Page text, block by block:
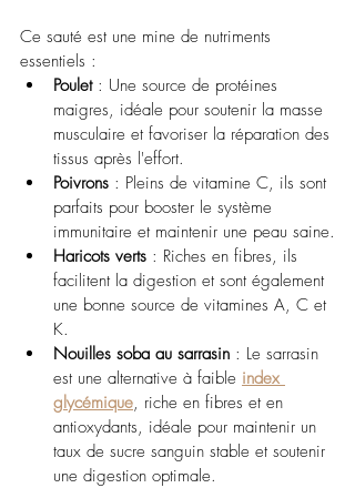
Ce sauté est une mine de nutriments
essentiels :
Poulet : Une source de protéines
maigres, idéale pour soutenir la masse
musculaire et favoriser la réparation des
tissus après l'effort.
Poivrons : Pleins de vitamine C, ils sont
parfaits pour booster le système
immunitaire et maintenir une peau saine.
Haricots verts : Riches en fibres, ils
facilitent la digestion et sont également
une bonne source de vitamines A, C et
K.
Nouilles soba au sarrasin : Le sarrasin
est une alternative à faible index
glycémique, riche en fibres et en
antioxydants, idéale pour maintenir un
taux de sucre sanguin stable et soutenir
une digestion optimale.